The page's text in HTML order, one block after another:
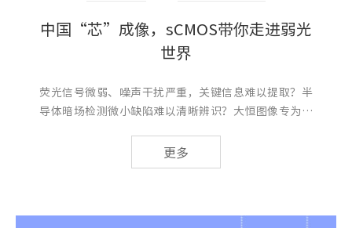
中国“芯”成像，sCMOS带你走进弱光
世界
荧光信号微弱、噪声干扰严重，关键信息难以提取？半
导体暗场检测微小缺陷难以清晰辨识？大恒图像专为半
更多